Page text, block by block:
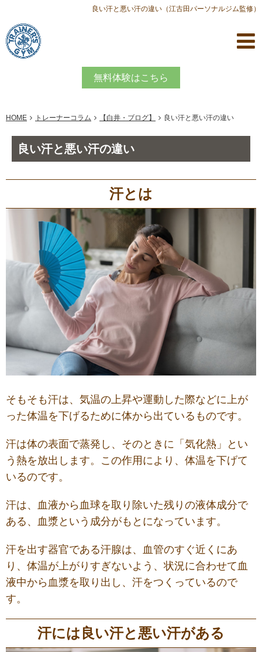
良い汗と悪い汗の違い（江古田パーソナルジム監修）
無料体験はこちら
HOME トレーナーコラム 【白井・ブログ】 良い汗と悪い汗の違い
良い汗と悪い汗の違い
汗とは
そもそも汗は、気温の上昇や運動した際などに上が
った体温を下げるために体から出ているものです。
汗は体の表面で蒸発し、そのときに「気化熱」とい
う熱を放出します。この作用により、体温を下げて
いるのです。
汗は、血液から血球を取り除いた残りの液体成分で
ある、血漿という成分がもとになっています。
汗を出す器官である汗腺は、血管のすぐ近くにあ
り、体温が上がりすぎないよう、状況に合わせて血
液中から血漿を取り出し、汗をつくっているので
す。
汗には良い汗と悪い汗がある